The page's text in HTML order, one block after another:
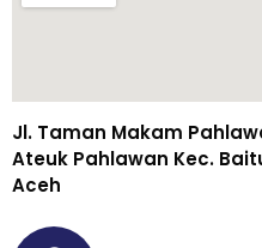
Jl. Taman Makam
Ateuk Pahlawan Kec.
Aceh